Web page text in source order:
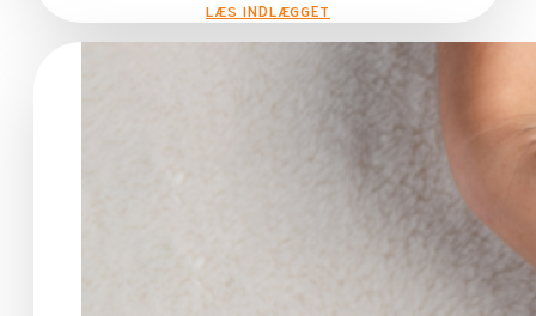
LÆS INDLÆGGET